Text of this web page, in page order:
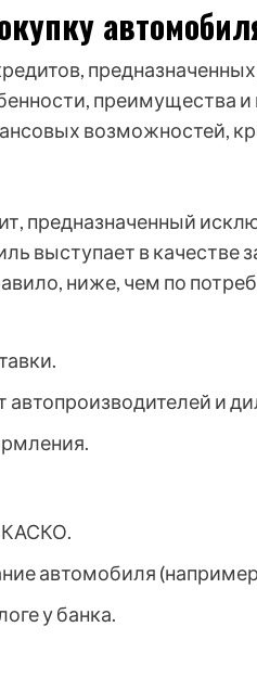
преимущества
возможностей,
предназначенный
выступает в качестве
ниже, чем по
и
КАСКО.
автомобиля
у банка.